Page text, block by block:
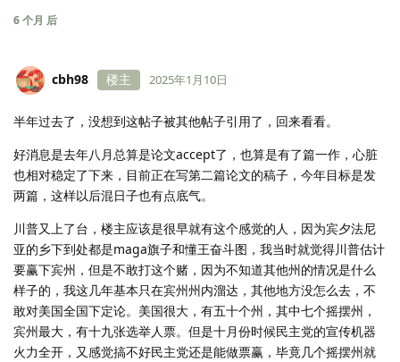
6 个月 后
cbh98 楼主 2025年1月10日
半年过去了，没想到这帖子被其他帖子引用了，回来看看。
好消息是去年八月总算是论文accept了，也算是有了篇一作，心脏
也相对稳定了下来，目前正在写第二篇论文的稿子，今年目标是发
两篇，这样以后混日子也有点底气。
川普又上了台，楼主应该是很早就有这个感觉的人，因为宾夕法尼
亚的乡下到处都是maga旗子和懂王奋斗图，我当时就觉得川普估计
要赢下宾州，但是不敢打这个赌，因为不知道其他州的情况是什么
样子的，我这几年基本只在宾州州内溜达，其他地方没怎么去，不
敢对美国全国下定论。美国很大，有五十个州，其中七个摇摆州，
宾州最大，有十九张选举人票。但是十月份时候民主党的宣传机器
火力全开，又感觉搞不好民主党还是能做票赢，毕竟几个摇摆州就